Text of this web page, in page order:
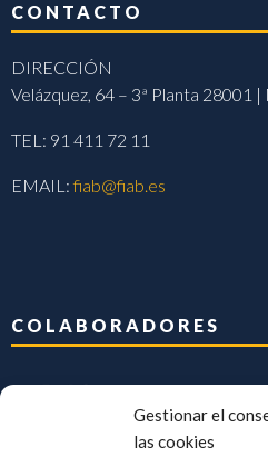
Gestionar el
las cookies
CONTACTO
DIRECCIÓN
Velázquez, 64 – 3ª Planta 28001
TEL: 91 411 72 11
EMAIL:fiab@fiab.es
COLABORADORES